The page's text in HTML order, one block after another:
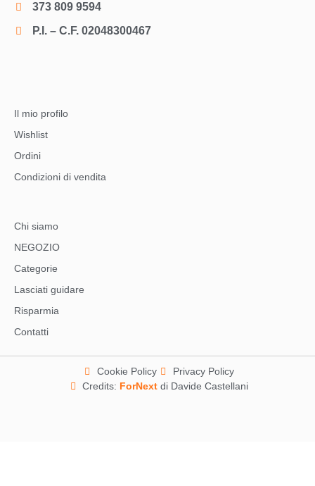
373 809 9594
P.I. – C.F. 02048300467
Il mio profilo
Wishlist
Ordini
Condizioni di vendita
Chi siamo
NEGOZIO
Categorie
Lasciati guidare
Risparmia
Contatti
Cookie Policy
Privacy Policy
Credits: ForNextdi Davide Castellani